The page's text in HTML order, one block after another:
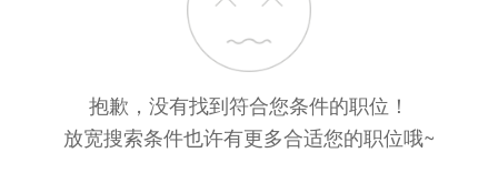
抱歉，没有找到符合您条件的职位！
放宽搜索条件也许有更多合适您的职位哦~